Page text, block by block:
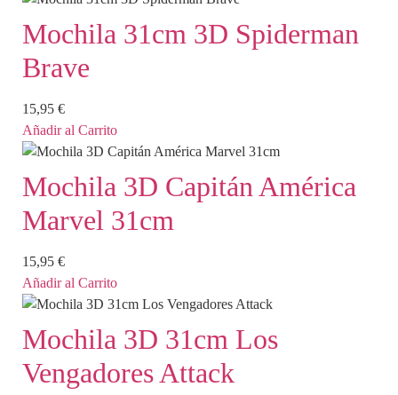
Mochila 31cm 3D Spiderman
Brave
15,95 €
Añadir al Carrito
Mochila 3D Capitán América
Marvel 31cm
15,95 €
Añadir al Carrito
Mochila 3D 31cm Los
Vengadores Attack